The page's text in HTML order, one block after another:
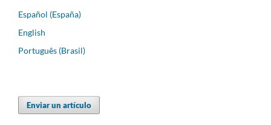
Español (España)
English
Português (Brasil)
Enviar un artículo